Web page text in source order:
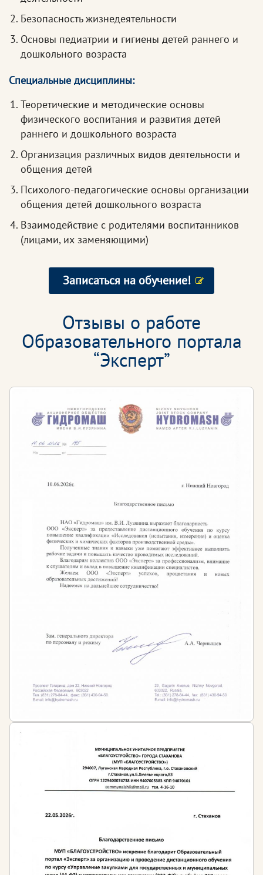
Безопасность жизнедеятельности
Основы педиатрии и гигиены детей раннего и
дошкольного возраста
Специальные дисциплины:
Теоретические и методические основы
физического воспитания и развития детей
раннего и дошкольного возраста
Организация различных видов деятельности и
общения детей
Психолого-педагогические основы организации
общения детей дошкольного возраста
Взаимодействие с родителями воспитанников
(лицами, их заменяющими)
Записаться на обучение!
Отзывы о работе
Образовательного портала
“Эксперт”